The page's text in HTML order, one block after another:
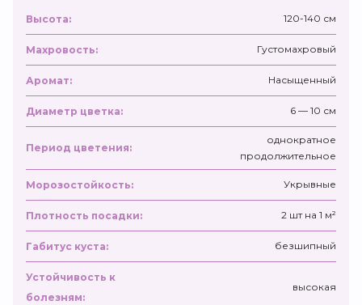
Высота: 120-140 см
Махровость: Густомахровый
Аромат: Насыщенный
Диаметр цветка: 6 — 10 см
Период цветения:
однократное
продолжительное
Морозостойкость: Укрывные
Плотность посадки: 2 шт на 1 м²
Габитус куста: безшипный
Устойчивость к
болезням:
высокая